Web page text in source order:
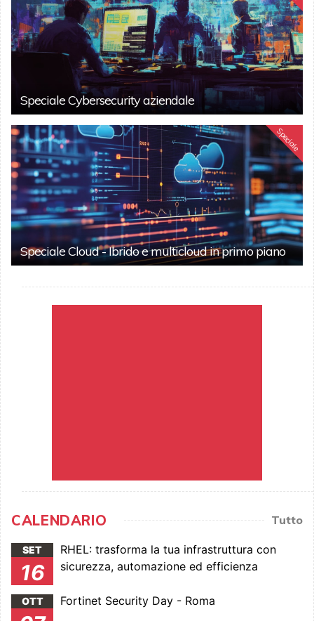
Speciale Cybersecurity aziendale
Speciale
Speciale Cloud - Ibrido e multicloud in primo piano
CALENDARIO Tutto
SET
16
RHEL: trasforma la tua infrastruttura con
sicurezza, automazione ed efficienza
OTT Fortinet Security Day - Roma